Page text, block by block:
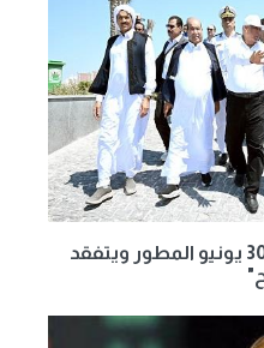
رئيس الوزراء يفتتح كورنيش 30 يونيو المطور ويتفقد